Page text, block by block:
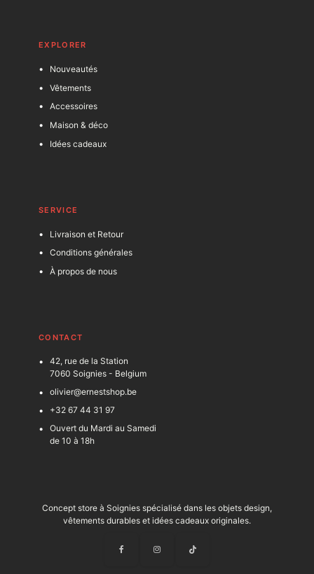
EXPLORER
Nouveautés
Vêtements
Accessoires
Maison & déco
Idées cadeaux
SERVICE
Livraison et Retour
Conditions générales
À propos de nous
CONTACT
42, rue de la Station
7060 Soignies - Belgium
olivier@ernestshop.be
+32 67 44 31 97
Ouvert du Mardi au Samedi
de 10 à 18h
Concept store à Soignies spécialisé dans les objets design,
vêtements durables et idées cadeaux originales.